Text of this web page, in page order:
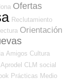
Ofertas
Reclutamiento
Orientación
Amigos Cultura
Aprodel CLM social
Prácticas Medio